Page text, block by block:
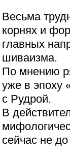
Весьма
корнях и
главных
шиваизма.
По мнению
уже в эпоху
с Рудрой.
В
сейчас не